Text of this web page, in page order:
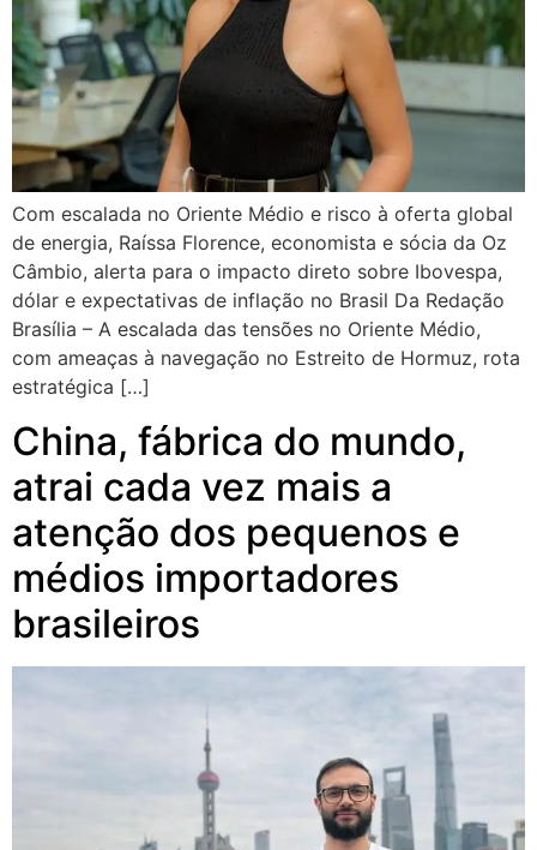
Com escalada no Oriente Médio e risco à oferta global
de energia, Raíssa Florence, economista e sócia da Oz
Câmbio, alerta para o impacto direto sobre Ibovespa,
dólar e expectativas de inflação no Brasil Da Redação
Brasília – A escalada das tensões no Oriente Médio,
com ameaças à navegação no Estreito de Hormuz, rota
estratégica […]
China, fábrica do mundo,
atrai cada vez mais a
atenção dos pequenos e
médios importadores
brasileiros